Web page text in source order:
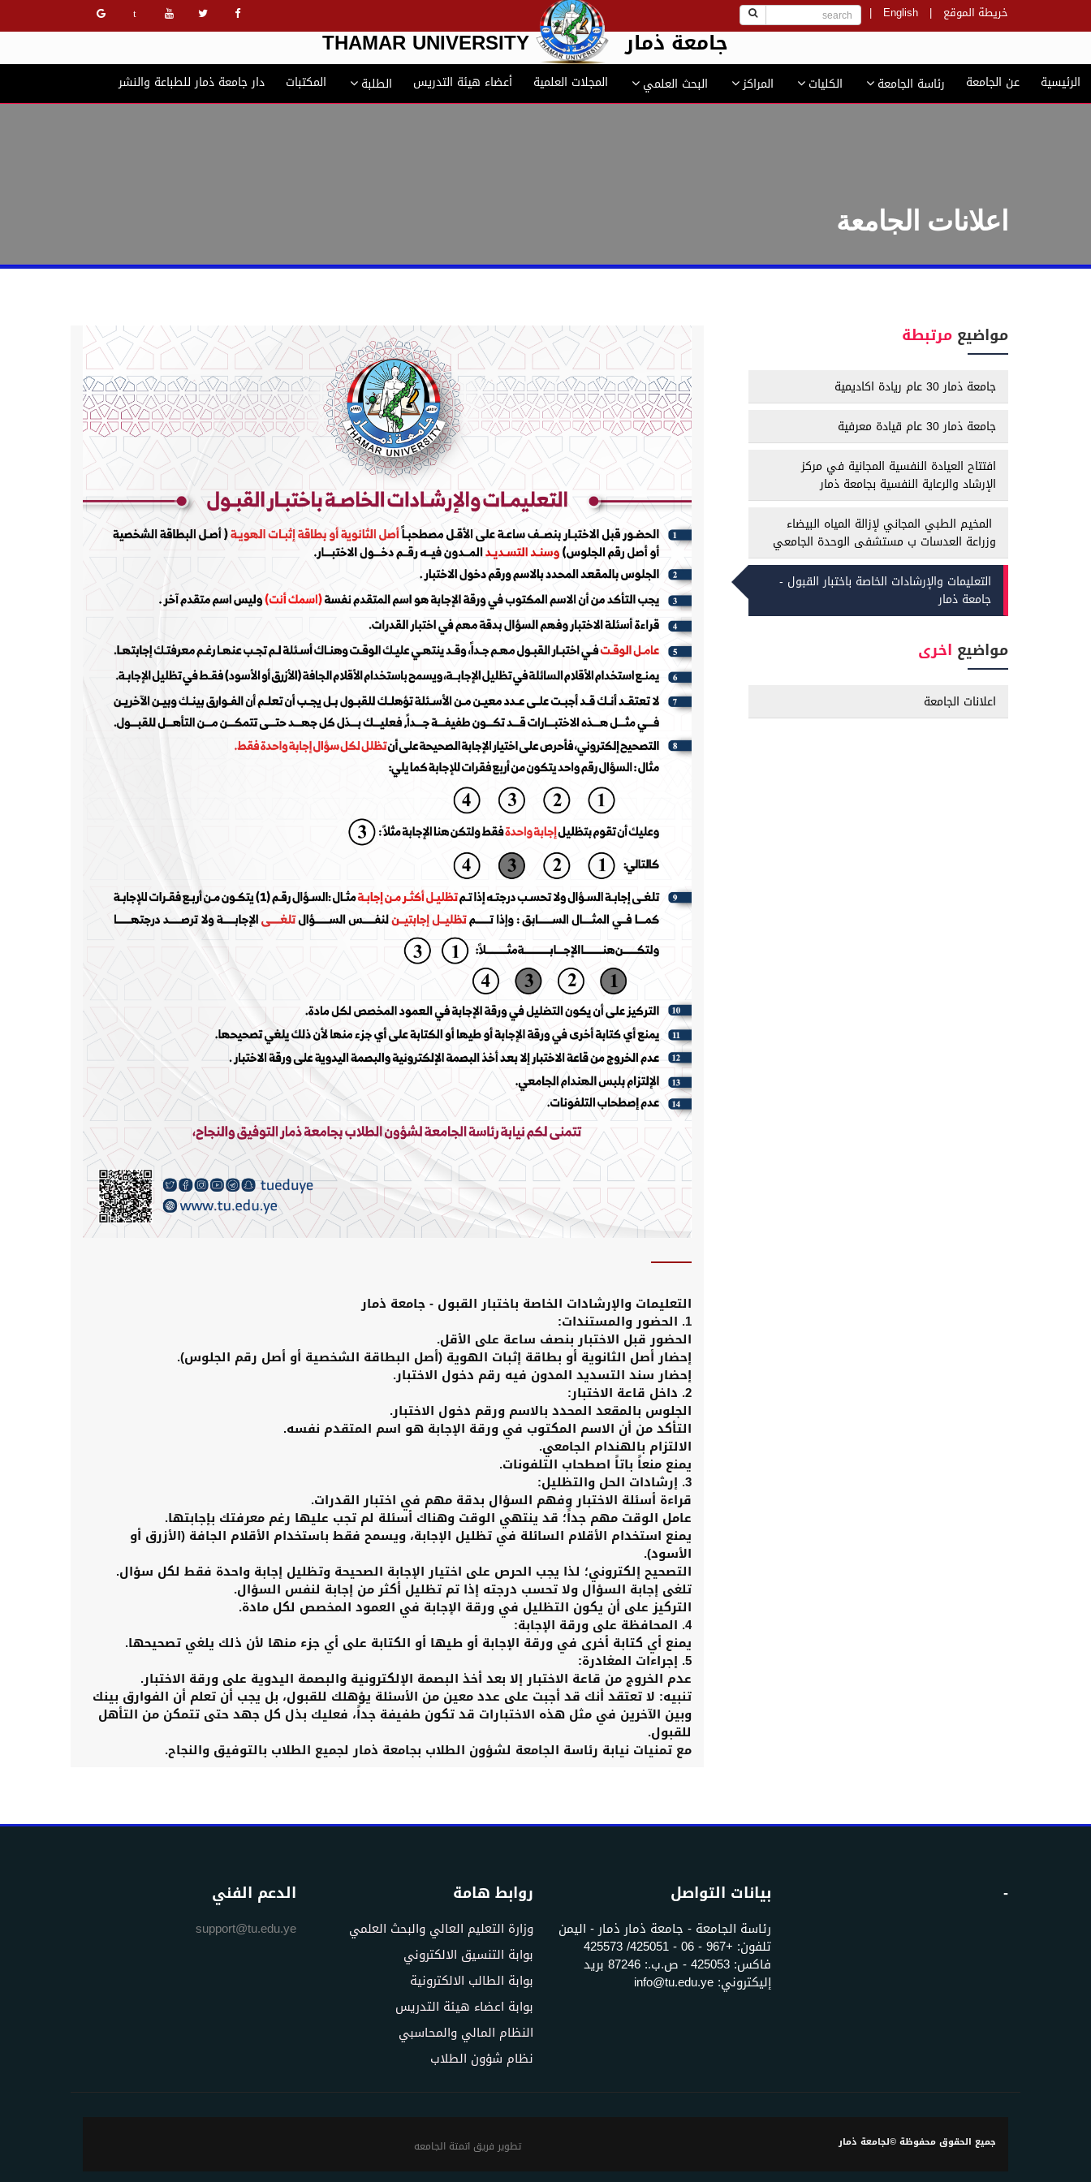
خريطة الموقع |
English
|
t
جامعة ذمار THAMAR UNIVERSITY
الرئيسية عن الجامعة رئاسة الجامعة الكليات المراكز البحث العلمي المجلات العلمية أعضاء هيئة التدريس الطلبة المكتبات دار جامعة ذمار للطباعة والنشر
اعلانات الجامعة
التعليمات والإرشادات الخاصة باختبار القبول - جامعة ذمار
​1. الحضور والمستندات:
​الحضور قبل الاختبار بنصف ساعة على الأقل.
​إحضار أصل الثانوية أو بطاقة إثبات الهوية (أصل البطاقة الشخصية أو أصل رقم الجلوس).
​إحضار سند التسديد المدون فيه رقم دخول الاختبار.
​2. داخل قاعة الاختبار:
​الجلوس بالمقعد المحدد بالاسم ورقم دخول الاختبار.
​التأكد من أن الاسم المكتوب في ورقة الإجابة هو اسم المتقدم نفسه.
​الالتزام بالهندام الجامعي.
​يمنع منعاً باتاً اصطحاب التلفونات.
​3. إرشادات الحل والتظليل:
​قراءة أسئلة الاختبار وفهم السؤال بدقة مهم في اختبار القدرات.
​عامل الوقت مهم جداً؛ قد ينتهي الوقت وهناك أسئلة لم تجب عليها رغم معرفتك بإجابتها.
​يمنع استخدام الأقلام السائلة في تظليل الإجابة، ويسمح فقط باستخدام الأقلام الجافة (الأزرق أو
الأسود).
​التصحيح إلكتروني؛ لذا يجب الحرص على اختيار الإجابة الصحيحة وتظليل إجابة واحدة فقط لكل سؤال.
​تلغى إجابة السؤال ولا تحسب درجته إذا تم تظليل أكثر من إجابة لنفس السؤال.
​التركيز على أن يكون التظليل في ورقة الإجابة في العمود المخصص لكل مادة.
​4. المحافظة على ورقة الإجابة:
​يمنع أي كتابة أخرى في ورقة الإجابة أو طيها أو الكتابة على أي جزء منها لأن ذلك يلغي تصحيحها.
​5. إجراءات المغادرة:
​عدم الخروج من قاعة الاختبار إلا بعد أخذ البصمة الإلكترونية والبصمة اليدوية على ورقة الاختبار.
​تنبيه: لا تعتقد أنك قد أجبت على عدد معين من الأسئلة يؤهلك للقبول، بل يجب أن تعلم أن الفوارق بينك
وبين الآخرين في مثل هذه الاختبارات قد تكون طفيفة جداً، فعليك بذل كل جهد حتى تتمكن من التأهل
للقبول.
​مع تمنيات نيابة رئاسة الجامعة لشؤون الطلاب بجامعة ذمار لجميع الطلاب بالتوفيق والنجاح.
مواضيع مرتبطة
جامعة ذمار 30 عام ريادة اكاديمية
جامعة ذمار 30 عام قيادة معرفية
افتتاح العيادة النفسية المجانية في مركز
الإرشاد والرعاية النفسية بجامعة ذمار
المخيم الطبي المجاني لإزالة المياه البيضاء
وزراعة العدسات ب مستشفى الوحدة الجامعي
التعليمات والإرشادات الخاصة باختبار القبول -
جامعة ذمار
مواضيع اخرى
اعلانات الجامعة
- بيانات التواصل
رئاسة الجامعة - جامعة ذمار ذمار - اليمن
تلفون: +967 - 06 - 425051/ 425573
فاكس: 425053 - ص.ب.: 87246 بريد
إليكتروني: info@tu.edu.ye
روابط هامة
وزارة التعليم العالي والبحث العلمي
بوابة التنسيق الالكتروني
بوابة الطالب الالكترونية
بوابة اعضاء هيئة التدريس
النظام المالي والمحاسبي
نظام شؤون الطلاب
الدعم الفني
support@tu.edu.ye
جميع الحقوق محفوظة ©لجامعة ذمار تطوير فريق اتمتة الجامعه